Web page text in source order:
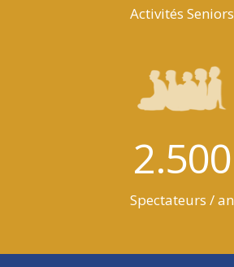
Activités Seniors
2.500
Spectateurs / an